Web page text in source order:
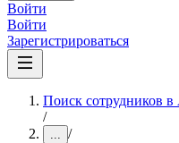
Войти
Войти
Зарегистрироваться
Поиск сотрудников
/
... /